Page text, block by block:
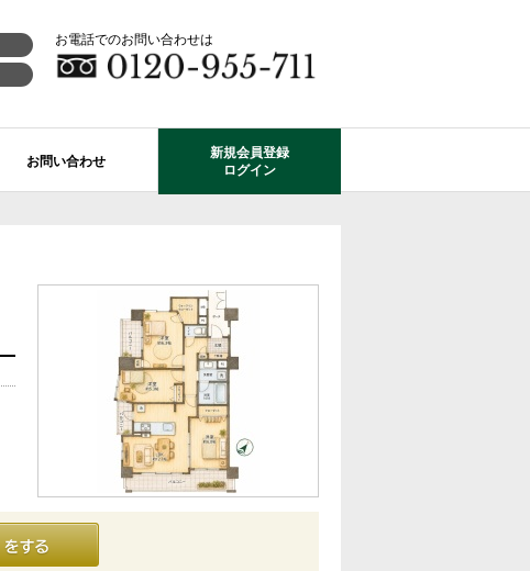
お電話でのお問い合わせは
レオガーデン成田 双響の街
レオガーデン前貝塚町 澪の杜
レオガーデン船橋 静音の杜
レオガーデン成田 寛朝の杜
学区から探す
成田市の学区から探す
プール付住宅が建てられる物件
エクステリア&ガーデン
断熱性能
不動産はどうしたらいい？？
お問い合わせ
新規会員登録
ログイン